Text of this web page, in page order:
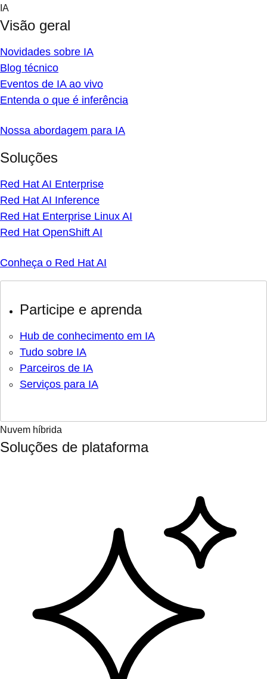
Skip
content
IA
Visão geral
Novidades sobre IA
Blog técnico
Eventos de IA ao vivo
Entenda o que é inferência
Nossa abordagem para IA
Soluções
Red Hat AI Enterprise
Red Hat AI Inference
Red Hat Enterprise Linux AI
Red Hat OpenShift AI
Conheça o Red Hat AI
Participe e aprenda
Hub de conhecimento em IA
Tudo sobre IA
Parceiros de IA
Serviços para IA
Nuvem híbrida
Soluções de plataforma